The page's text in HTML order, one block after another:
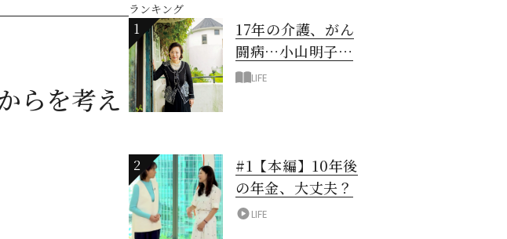
らを考え
ランキング
1
17年の介護、がん
闘病…小山明子さ
ん「今満たされて
LIFE
2
#1【本編】10年後
の年金、大丈夫？
LIFE